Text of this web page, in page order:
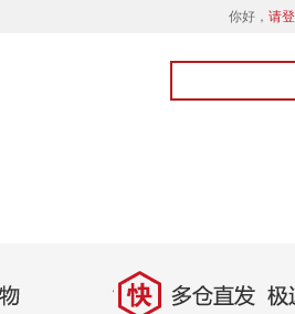
你好， 请
快 多仓直发，极速